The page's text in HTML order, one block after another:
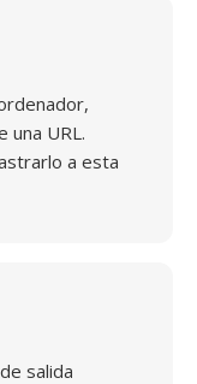
una URL.
a esta
salida